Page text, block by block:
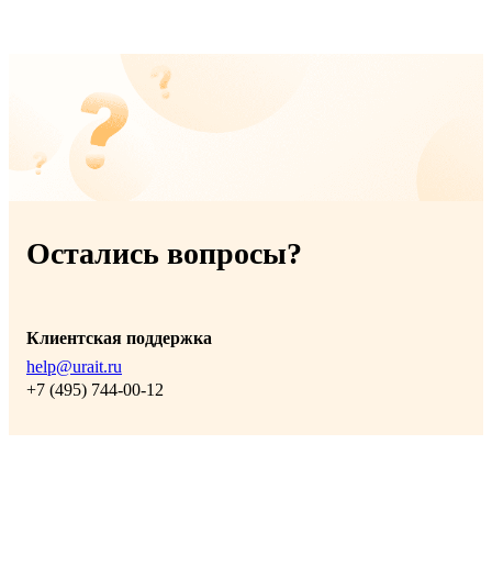
Остались вопросы?
Клиентская поддержка
help@urait.ru
+7 (495) 744-00-12